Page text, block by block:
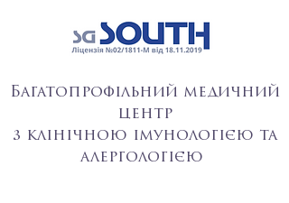
Багатопрофільний медичний
центр
з клінічною імунологією та
алергологією